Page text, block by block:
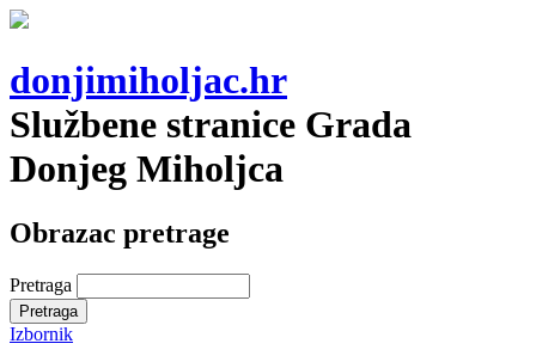
donjimiholjac.hr
Službene stranice Grada
Donjeg Miholjca
Obrazac pretrage
Pretraga
Izbornik